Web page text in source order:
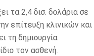
τα 2,4 δισ. δολάρια σε
επίτευξη κλινικών και
τη δημιουργία
τον ασθενή.